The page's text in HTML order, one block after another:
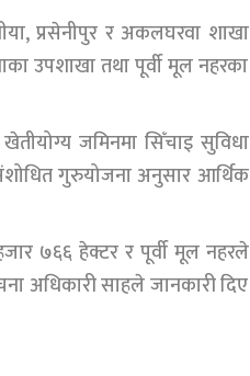
प्रसेनीपुर र अकलघरवा शाखा
उपशाखा तथा पूर्वी मूल नहरका
खेतीयोग्य जमिनमा सिँचाइ सुविधा
गुरुयोजना अनुसार आर्थिक
७६६ हेक्टर र पूर्वी मूल नहरले
अधिकारी साहले जानकारी दिए